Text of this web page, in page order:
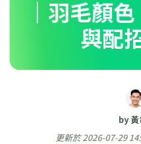
｜羽毛顏
與配
by
更新於 2026-07-29